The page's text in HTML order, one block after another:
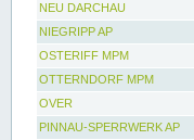
NEU DARCHAU
NIEGRIPP AP
OSTERIFF MPM
OTTERNDORF MPM
OVER
PINNAU-SPERRWERK AP